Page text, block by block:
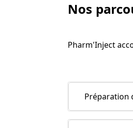
Nos
Pharm'Inject
Préparation